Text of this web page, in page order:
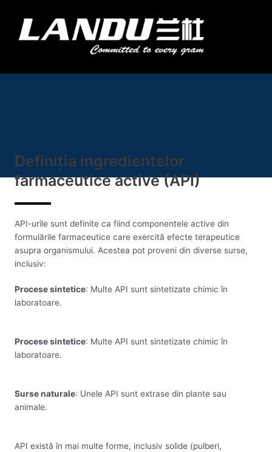
conținut
Definiția ingredientelor
farmaceutice active (API)
API-urile sunt definite ca fiind componentele active din
formulările farmaceutice care exercită efecte terapeutice
asupra organismului. Acestea pot proveni din diverse surse,
inclusiv:
Procese sintetice: Multe API sunt sintetizate chimic în
laboratoare.
Procese sintetice: Multe API sunt sintetizate chimic în
laboratoare.
Surse naturale: Unele API sunt extrase din plante sau
animale.
API există în mai multe forme, inclusiv solide (pulberi,